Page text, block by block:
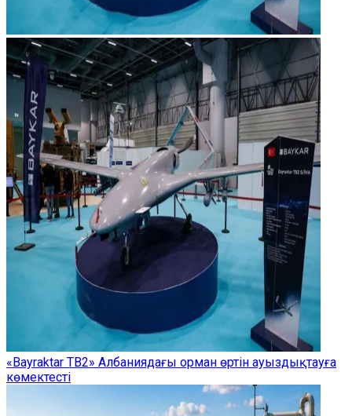
«Bayraktar TB2» Албаниядағы орман өртін ауыздықтауға
көмектесті